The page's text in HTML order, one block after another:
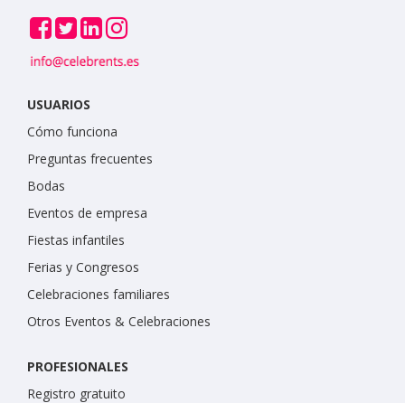
USUARIOS
Cómo funciona
Preguntas frecuentes
Bodas
Eventos de empresa
Fiestas infantiles
Ferias y Congresos
Celebraciones familiares
Otros Eventos & Celebraciones
PROFESIONALES
Registro gratuito